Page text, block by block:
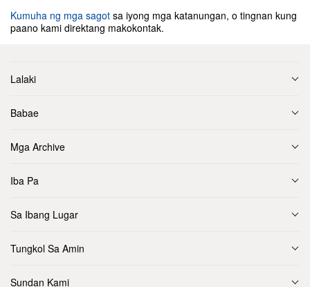
Kumuha ng mga sagot sa iyong mga katanungan, o tingnan kung
paano kami direktang makokontak.
Lalaki
Babae
Mga Archive
Iba Pa
Sa Ibang Lugar
Tungkol Sa Amin
Sundan Kami